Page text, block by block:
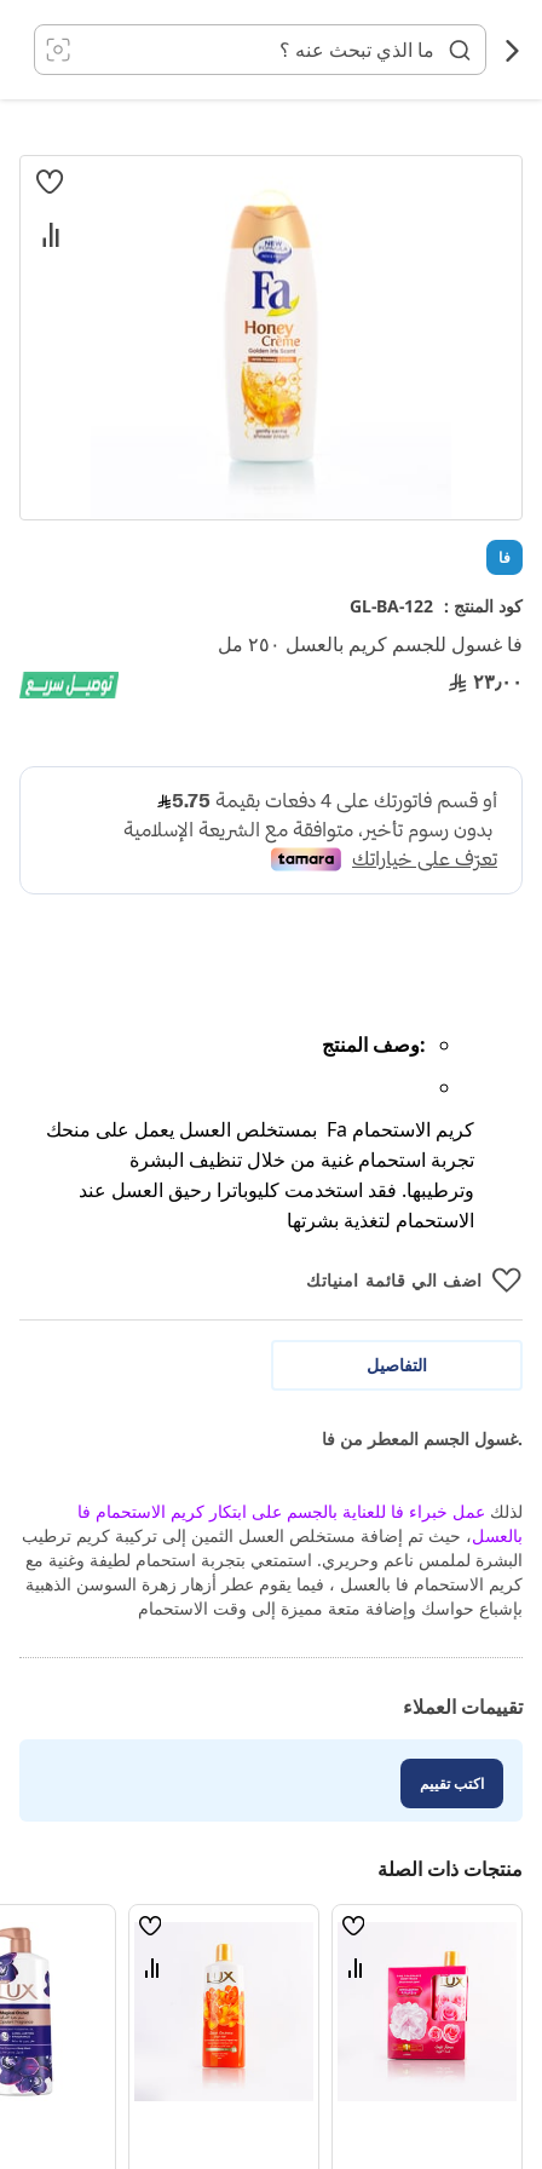
المحتوى
فا
كود المنتج : GL-BA-122
فا غسول للجسم كريم بالعسل ٢٥٠ مل
٢٣٫٠٠
:وصف المنتج
كريم الاستحمام Fa بمستخلص العسل يعمل على منحك
تجربة استحمام غنية من خلال تنظيف البشرة
وترطيبها. فقد استخدمت كليوباترا رحيق العسل عند
الاستحمام لتغذية بشرتها
اضف الي قائمة امنياتك
انتقل
تخطي
إلى
بداية
معرض
الصور
التفاصيل
.غسول الجسم المعطر من فا
لذلك عمل خبراء فا للعناية بالجسم على ابتكار كريم الاستحمام فا
بالعسل، حيث تم إضافة مستخلص العسل الثمين إلى تركيبة كريم ترطيب
البشرة لملمس ناعم وحريري. استمتعي بتجربة استحمام لطيفة وغنية مع
كريم الاستحمام فا بالعسل ، فيما يقوم عطر أزهار زهرة السوسن الذهبية
بإشباع حواسك وإضافة متعة مميزة إلى وقت الاستحمام
تقييمات العملاء
اكتب تقييم
منتجات ذات الصلة
قائمة
قارن
قائمة
قارن